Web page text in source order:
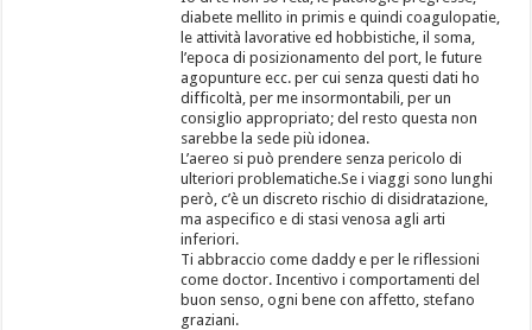
diabete mellito in primis e quindi coagulopatie,
le attività lavorative ed hobbistiche, il soma,
l’epoca di posizionamento del port, le future
agopunture ecc. per cui senza questi dati ho
difficoltà, per me insormontabili, per un
consiglio appropriato; del resto questa non
sarebbe la sede più idonea.
L’aereo si può prendere senza pericolo di
ulteriori problematiche.Se i viaggi sono lunghi
però, c’è un discreto rischio di disidratazione,
ma aspecifico e di stasi venosa agli arti
inferiori.
Ti abbraccio come daddy e per le riflessioni
come doctor. Incentivo i comportamenti del
buon senso, ogni bene con affetto, stefano
graziani.